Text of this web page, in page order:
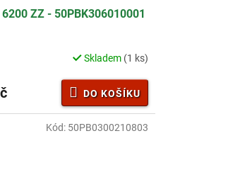
ZZ - 50PBK306010001
Skladem (1 ks)
DO KOŠÍKU
Kód: 50PB0300210803